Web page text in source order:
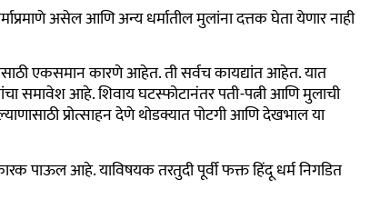
असेल आणि अन्य धर्मातील मुलांना दत्तक घेता येणार नाही
एकसमान कारणे आहेत. ती सर्वच कायद्यांत आहेत. यात
समावेश आहे. शिवाय घटस्फोटानंतर पती-पत्नी आणि मुलाची
प्रोत्साहन देणे थोडक्यात पोटगी आणि देखभाल या
पाऊल आहे. याविषयक तरतुदी पूर्वी फक्त हिंदू धर्म निगडित